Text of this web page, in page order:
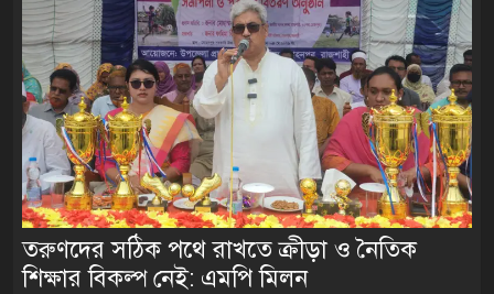
তরুণদের সঠিক পথে রাখতে ক্রীড়া ও নৈতিক
শিক্ষার বিকল্প নেই: এমপি মিলন